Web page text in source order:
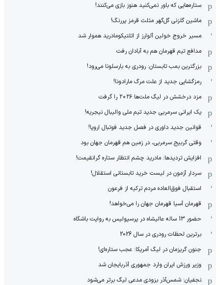
ستاره‌هایی که باور نمی‌کنید هنوز بازی می‌کنند!
ماشین گلزنی گل‌گهر مثلث قرمز پررنگ!
مسیر خروج خولین آلوارز از اتلتیکومادرید هموار شد
مدافع تیم قهرمان هم به آبادان رفت
بزرگترین بمب تابستان: رودری به بارسلونا می‌رود!
رمزگشایی جدید از علت مرگ مارادونا!
مزد درخشش در لیگ ملت‌ها ٢٠٢۶ را گرفت
یک ایرانی سرمربی جدید تیم ملی والیبال نیجریه!
قوانین جدید داوری در فصل جدید فوتبال اروپا!
وقتی گربیج سرمربی، در زمین هم قهرمان جهان بود
افزایش تردیدها: مادرید چشم انتظار ستاره گرانقیمت!
سردار آزمون در لیست خرید تابستانی استقلال!
استقبال فوق‌‌العاده مردم ترکیه از فرعون
قهرمان آسیا قهرمان جهان را می‌خواهد!
حضور 13 ساله عالیشاه در پرسپولیس به روایت باشگاه
برترین لحظات رودری در سال 2026
جنون گریزمان در لیگ آمریکا: عجب ستاره‌ای!
وزیر ورزش ایران وارد جمهوری آذربایجان شد
نجفیان: شمس‌آذر بزودی مدعی لیگ برتر می‌شود